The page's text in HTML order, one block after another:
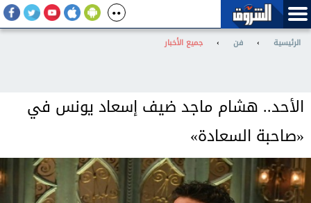
الرئيسية › فن › جميع الأخبار
الأحد.. هشام ماجد ضيف إسعاد يونس في
«صاحبة السعادة»